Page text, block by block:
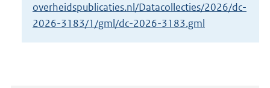
overheidspublicaties.nl/Datacollecties/2026/dc-
2026-3183/1/gml/dc-2026-3183.gml